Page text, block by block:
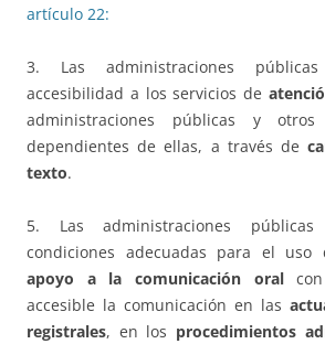
artículo 22:
3. Las administraciones
accesibilidad a los servicios de
administraciones públicas y otros
dependientes de ellas, a través de
texto.
5. Las administraciones públicas
condiciones adecuadas para el uso
apoyo a la comunicación oralcon
accesible la comunicación en las
registrales, en los procedimientos